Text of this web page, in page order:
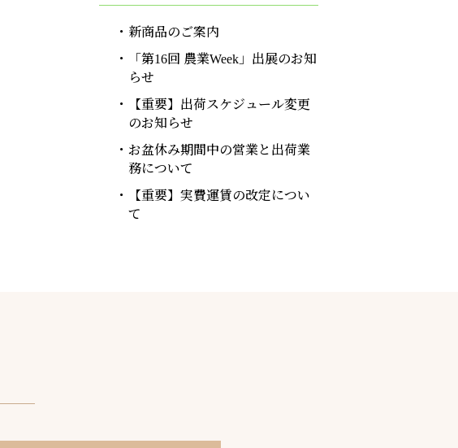
新商品のご案内
「第16回 農業Week」出展のお知
らせ
【重要】出荷スケジュール変更
のお知らせ
お盆休み期間中の営業と出荷業
務について
【重要】実費運賃の改定につい
て